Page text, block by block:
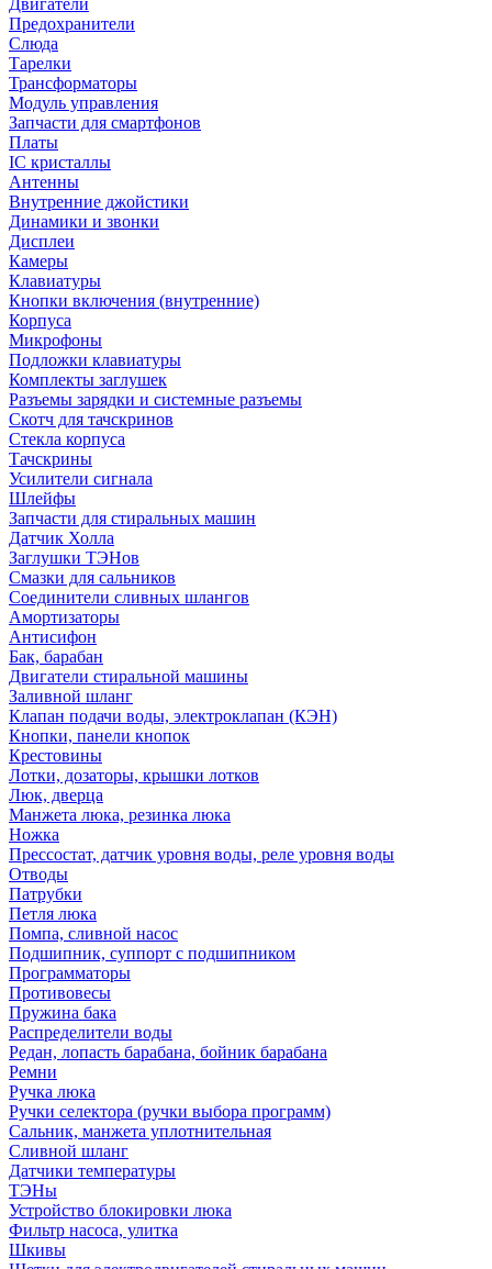
Двигатели
Предохранители
Слюда
Тарелки
Трансформаторы
Модуль управления
Запчасти для смартфонов
Платы
IC кристаллы
Антенны
Внутренние джойстики
Динамики и звонки
Дисплеи
Камеры
Клавиатуры
Кнопки включения (внутренние)
Корпуса
Микрофоны
Подложки клавиатуры
Комплекты заглушек
Разъемы зарядки и системные разъемы
Скотч для тачскринов
Стекла корпуса
Тачскрины
Усилители сигнала
Шлейфы
Запчасти для стиральных машин
Датчик Холла
Заглушки ТЭНов
Смазки для сальников
Соединители сливных шлангов
Амортизаторы
Антисифон
Бак, барабан
Двигатели стиральной машины
Заливной шланг
Клапан подачи воды, электроклапан (КЭН)
Кнопки, панели кнопок
Крестовины
Лотки, дозаторы, крышки лотков
Люк, дверца
Манжета люка, резинка люка
Ножка
Прессостат, датчик уровня воды, реле уровня воды
Отводы
Патрубки
Петля люка
Помпа, сливной насос
Подшипник, суппорт с подшипником
Программаторы
Противовесы
Пружина бака
Распределители воды
Редан, лопасть барабана, бойник барабана
Ремни
Ручка люка
Ручки селектора (ручки выбора программ)
Сальник, манжета уплотнительная
Сливной шланг
Датчики температуры
ТЭНы
Устройство блокировки люка
Фильтр насоса, улитка
Шкивы